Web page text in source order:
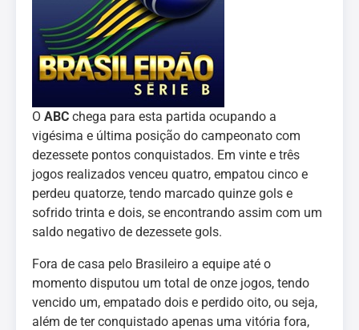
O ABC chega para esta partida ocupando a
vigésima e última posição do campeonato com
dezessete pontos conquistados. Em vinte e três
jogos realizados venceu quatro, empatou cinco e
perdeu quatorze, tendo marcado quinze gols e
sofrido trinta e dois, se encontrando assim com um
saldo negativo de dezessete gols.
Fora de casa pelo Brasileiro a equipe até o
momento disputou um total de onze jogos, tendo
vencido um, empatado dois e perdido oito, ou seja,
além de ter conquistado apenas uma vitória fora,